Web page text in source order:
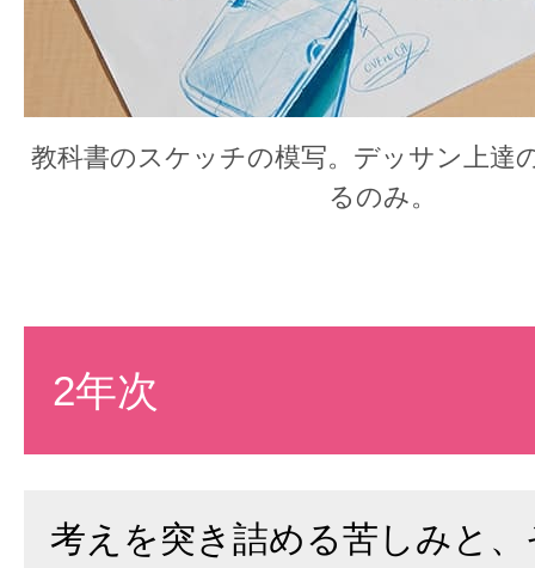
教科書のスケッチの模写。デッサン上達
るのみ。
2年次
考えを突き詰める苦しみと